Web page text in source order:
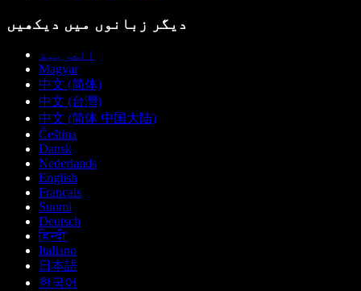
دیگر زبانوں میں دیکھیں
العربية
Magyar
中文 (简体)
中文 (台灣)
中文 (简体 中国大陆)
Čeština
Dansk
Nederlands
English
Français
Suomi
Deutsch
हिन्दी
Italiano
日本語
한국어